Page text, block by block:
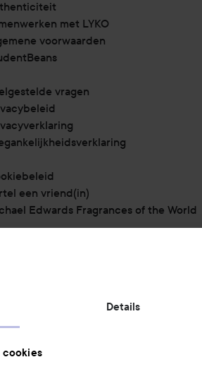
Details
cookies
met LYKO
voorwaarden
vragen
een vriend(in)
Edwards Fragrances of the World